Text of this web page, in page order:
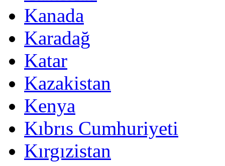
Kanada
Karadağ
Katar
Kazakistan
Kenya
Kıbrıs Cumhuriyeti
Kırgızistan